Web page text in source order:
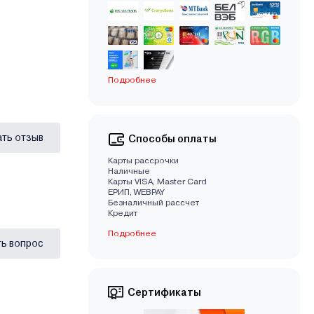
отзыв
вопрос
Подробнее
Способы оплаты
Карты рассрочки
Наличные
Карты VISA, Master Card
EРИП, WEBPAY
Безналичный рассчет
Кредит
Подробнее
Сертификаты